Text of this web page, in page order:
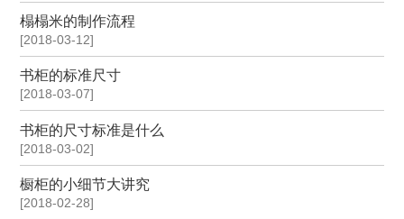
榻榻米的制作流程
[2018-03-12]
书柜的标准尺寸
[2018-03-07]
书柜的尺寸标准是什么
[2018-03-02]
橱柜的小细节大讲究
[2018-02-28]